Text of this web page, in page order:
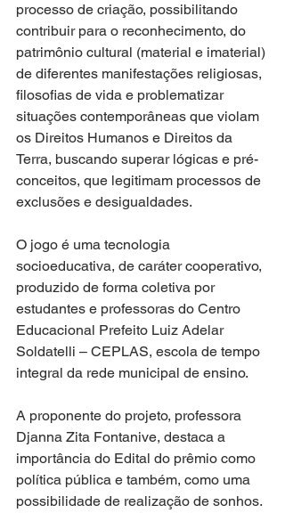
processo de criação, possibilitando
contribuir para o reconhecimento, do
patrimônio cultural (material e imaterial)
de diferentes manifestações religiosas,
filosofias de vida e problematizar
situações contemporâneas que violam
os Direitos Humanos e Direitos da
Terra, buscando superar lógicas e pré-
conceitos, que legitimam processos de
exclusões e desigualdades.
O jogo é uma tecnologia
socioeducativa, de caráter cooperativo,
produzido de forma coletiva por
estudantes e professoras do Centro
Educacional Prefeito Luiz Adelar
Soldatelli – CEPLAS, escola de tempo
integral da rede municipal de ensino.
A proponente do projeto, professora
Djanna Zita Fontanive, destaca a
importância do Edital do prêmio como
política pública e também, como uma
possibilidade de realização de sonhos.